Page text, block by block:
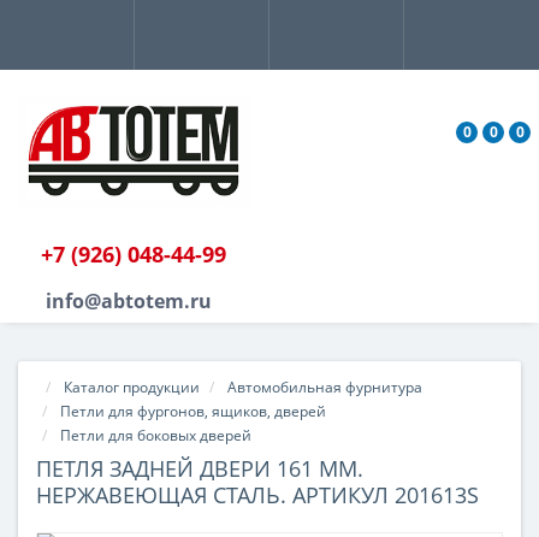
0 0 0
+7 (926) 048-44-99
info@abtotem.ru
Каталог продукции
Автомобильная фурнитура
Петли для фургонов, ящиков, дверей
Петли для боковых дверей
ПЕТЛЯ ЗАДНЕЙ ДВЕРИ 161 ММ.
НЕРЖАВЕЮЩАЯ СТАЛЬ. АРТИКУЛ 201613S